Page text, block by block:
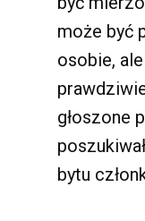
może być
osobie,
głoszone
bytu